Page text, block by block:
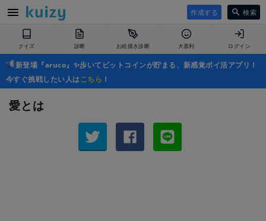
作成する 検索
クイズ 診断 お絵描き診断 大喜利 ログイン
新登場『aruco』✨歩いてビットコインが貯まる、新感覚ポイ活アプリ！
今すぐ挑戦したい人はこちら ！
愛とは